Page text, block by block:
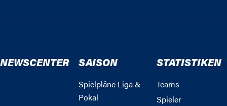
NEWSCENTER SAISON
Spielpläne Liga &
Pokal
STATISTIKEN
Teams
Spieler